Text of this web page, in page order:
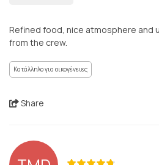
Refined food, nice atmosphere and
from the crew.
Κατάλληλο για οικογένειες
Share